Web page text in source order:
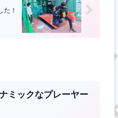
た！
ミックなプレーヤー